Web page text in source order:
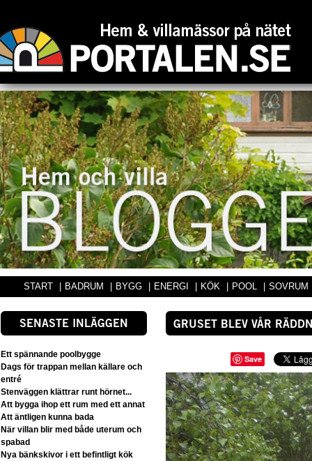
START BADRUM BYGG ENERGI KÖK POOL SOVRUM
SENASTE INLÄGGEN
Ett spännande poolbygge
Dags för trappan mellan källare och
entré
Stenväggen klättrar runt hörnet...
Att bygga ihop ett rum med ett annat
Att äntligen kunna bada
När villan blir med både uterum och
spabad
Nya bänkskivor i ett befintligt kök
GRUSET BLEV VÅR
Save